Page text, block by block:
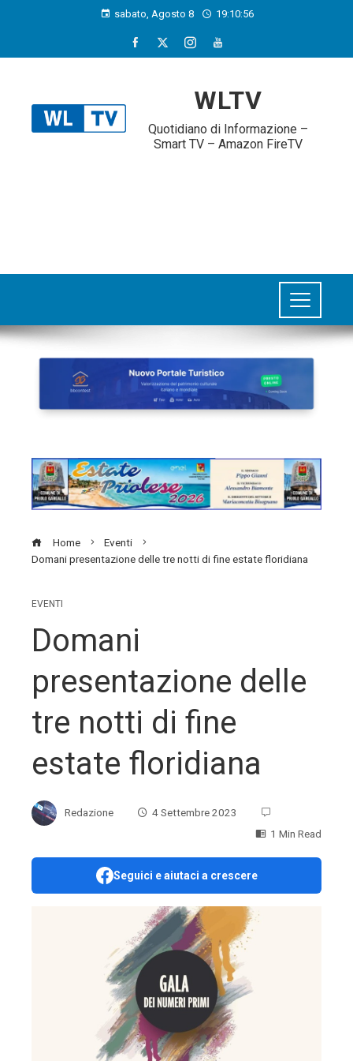
sabato, Agosto 8 19:10:57
WLTV
Quotidiano di Informazione –
Smart TV – Amazon FireTV
Home
Eventi
Domani presentazione delle tre notti di fine estate floridiana
EVENTI
Domani
presentazione delle
tre notti di fine
estate floridiana
Redazione
4 Settembre 2023
1 Min Read
Seguici e aiutaci a crescere